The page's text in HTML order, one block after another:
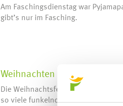
Am Faschingsdienstag war
gibt’s nur im Fasching.
Weihnachten im Kindergarten
Die Weihnachtsfeier im
so viele funkelnde Kinderaugen.